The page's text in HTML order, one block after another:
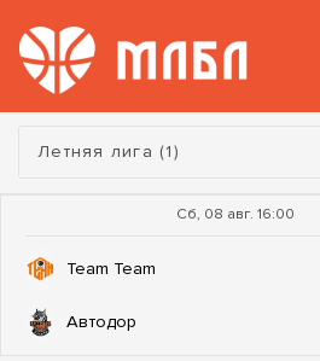
Турнир:
Летняя лига (1)
Сб, 08 авг. 16:00
Team Team
Автодор